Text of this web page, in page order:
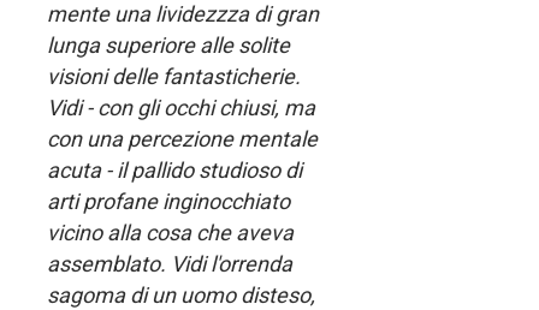
mente una lividezzza di gran
lunga superiore alle solite
visioni delle fantasticherie.
Vidi - con gli occhi chiusi, ma
con una percezione mentale
acuta - il pallido studioso di
arti profane inginocchiato
vicino alla cosa che aveva
assemblato. Vidi l'orrenda
sagoma di un uomo disteso,